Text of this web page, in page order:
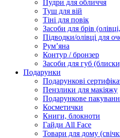
Пудри для обличчя
Туш для вій
Тіні для повік
Засоби для брів
Підводки/олівці для
Румʼяна
Контур / бронзер
Засоби для губ
Подарунки
Подарункові
Пензлики для макіяжу
Подарункове
Косметички
Книги, блокноти
Гайди All Face
Товари для дому